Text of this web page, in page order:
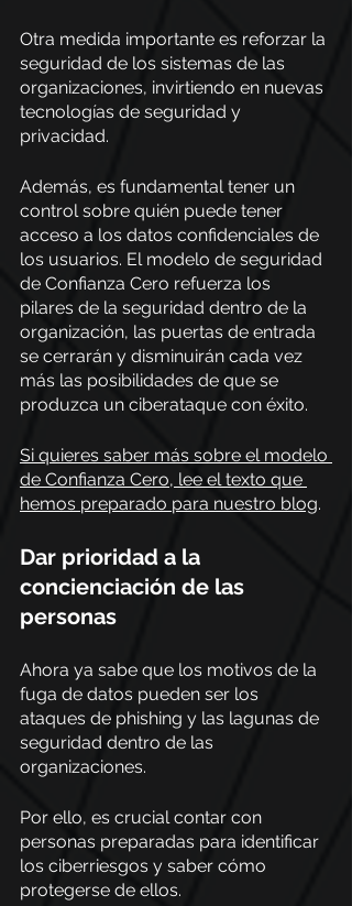
Otra medida importante es reforzar la
seguridad de los sistemas de las
organizaciones, invirtiendo en nuevas
tecnologías de seguridad y
privacidad.
Además, es fundamental tener un
control sobre quién puede tener
acceso a los datos confidenciales de
los usuarios. El modelo de seguridad
de Confianza Cero refuerza los
pilares de la seguridad dentro de la
organización, las puertas de entrada
se cerrarán y disminuirán cada vez
más las posibilidades de que se
produzca un ciberataque con éxito.
Si quieres saber más sobre el modelo
de Confianza Cero, lee el texto que
hemos preparado para nuestro blog.
Dar prioridad a la
concienciación de las
personas
Ahora ya sabe que los motivos de la
fuga de datos pueden ser los
ataques de phishing y las lagunas de
seguridad dentro de las
organizaciones.
Por ello, es crucial contar con
personas preparadas para identificar
los ciberriesgos y saber cómo
protegerse de ellos.